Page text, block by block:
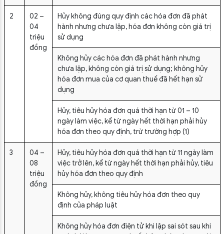
2
02 –
04
triệu
đồng
Hủy không đúng quy định các hóa đơn đã phát
hành nhưng chưa lập, hóa đơn không còn giá trị
sử dụng
Không hủy các hóa đơn đã phát hành nhưng
chưa lập, không còn giá trị sử dụng; không hủy
hóa đơn mua của cơ quan thuế đã hết hạn sử
dụng
Hủy, tiêu hủy hóa đơn quá thời hạn từ 01 – 10
ngày làm việc, kể từ ngày hết thời hạn phải hủy
hóa đơn theo quy định, trừ trường hợp (1)
3
04 –
08
triệu
đồng
Hủy, tiêu hủy hóa đơn quá thời hạn từ 11 ngày làm
việc trở lên, kể từ ngày hết thời hạn phải hủy, tiêu
hủy hóa đơn theo quy định
Không hủy, không tiêu hủy hóa đơn theo quy
định của pháp luật
Không hủy hóa đơn điện tử khi lập sai sót sau khi